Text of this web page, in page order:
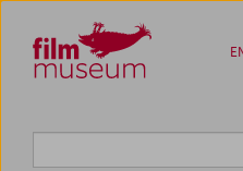
Zum Inhalt
Zum Hauptmenü
Zur Servicenavigation
Zum Suche